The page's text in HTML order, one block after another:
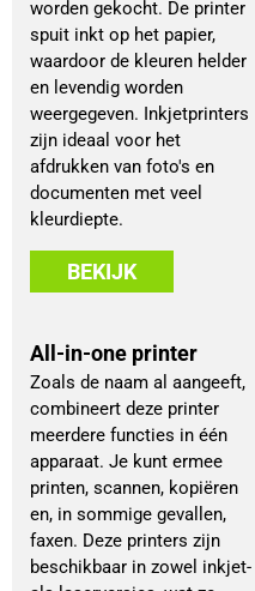
worden gekocht. De printer
spuit inkt op het papier,
waardoor de kleuren helder
en levendig worden
weergegeven. Inkjetprinters
zijn ideaal voor het
afdrukken van foto's en
documenten met veel
kleurdiepte.
BEKIJK
All-in-one printer
Zoals de naam al aangeeft,
combineert deze printer
meerdere functies in één
apparaat. Je kunt ermee
printen, scannen, kopiëren
en, in sommige gevallen,
faxen. Deze printers zijn
beschikbaar in zowel inkjet-